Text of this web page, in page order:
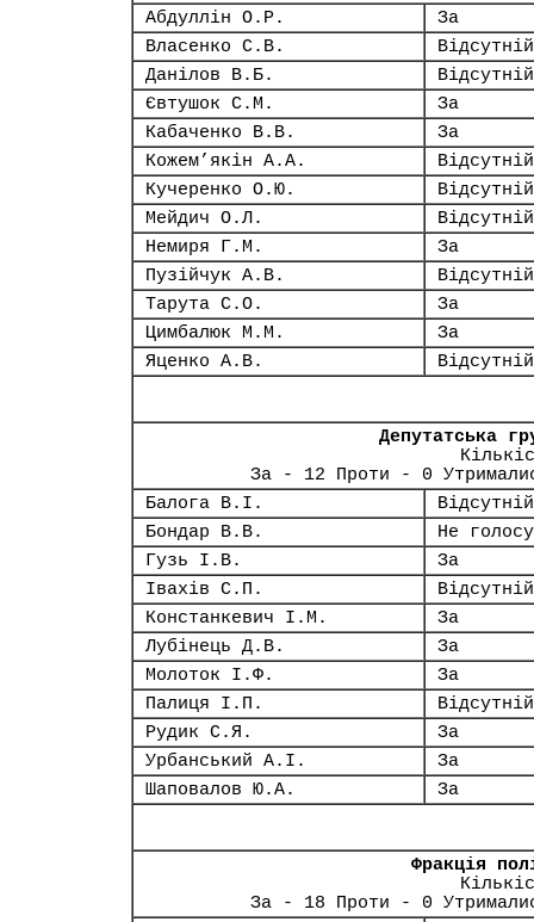
Абдуллін О.Р.
За
Власенко С.В.
Відсутній
Данілов В.Б.
Відсутній
Євтушок С.М.
За
Кабаченко В.В.
За
Кожем’якін А.А.
Відсутній
Кучеренко О.Ю.
Відсутній
Мейдич О.Л.
Відсутній
Немиря Г.М.
За
Пузійчук А.В.
Відсутній
Тарута С.О.
За
Цимбалюк М.М.
За
Яценко А.В.
Відсутній
Депутатська
За - 12 Проти - 0
Балога В.І.
Відсутній
Бондар В.В.
Не
Гузь І.В.
За
Івахів С.П.
Відсутній
Констанкевич І.М.
За
Лубінець Д.В.
За
Молоток І.Ф.
За
Палиця І.П.
Відсутній
Рудик С.Я.
За
Урбанський А.І.
За
Шаповалов Ю.А.
За
Фракція
За - 18 Проти - 0